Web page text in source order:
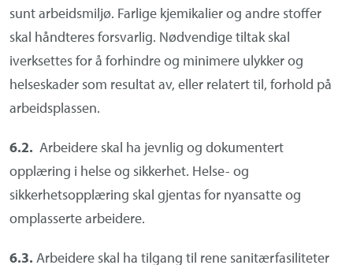
sunt arbeidsmiljø. Farlige kjemikalier og andre stoffer
skal håndteres forsvarlig. Nødvendige tiltak skal
iverksettes for å forhindre og minimere ulykker og
helseskader som resultat av, eller relatert til, forhold på
arbeidsplassen.
6.2. Arbeidere skal ha jevnlig og dokumentert
opplæring i helse og sikkerhet. Helse- og
sikkerhetsopplæring skal gjentas for nyansatte og
omplasserte arbeidere.
6.3. Arbeidere skal ha tilgang til rene sanitærfasiliteter